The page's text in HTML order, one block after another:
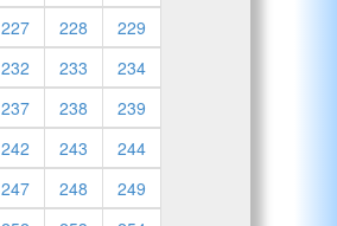
227 228
229
232 233
234
237 238
239
242 243
244
247 248
249